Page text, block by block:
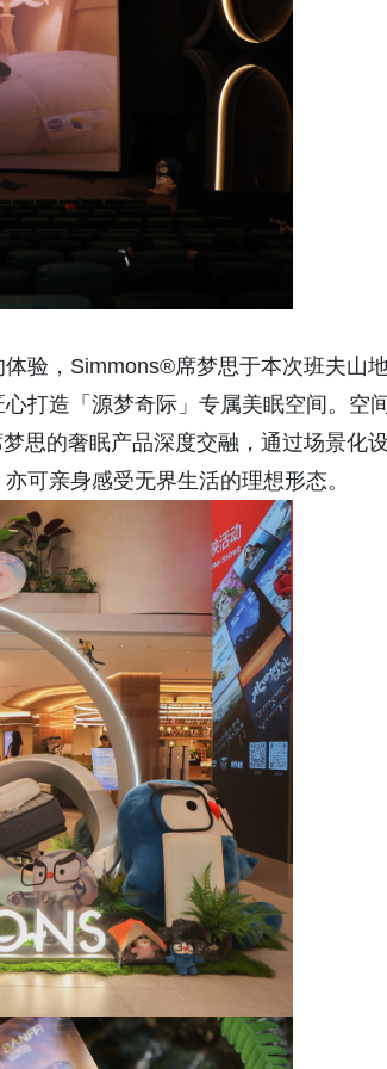
验，Simmons®席梦思于本次班夫山
打造「源梦奇际」专属美眠空间。空间
思的奢眠产品深度交融，通过场景化设
可亲身感受无界生活的理想形态。